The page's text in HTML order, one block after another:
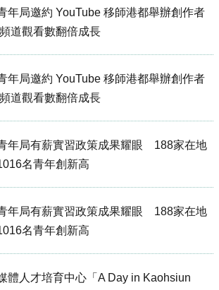
年局邀約 YouTube 移師港都舉辦創作者
道觀看數翻倍成長
年局邀約 YouTube 移師港都舉辦創作者
道觀看數翻倍成長
年局有薪實習政策成果耀眼 188家在地
名青年創新高
年局有薪實習政策成果耀眼 188家在地
名青年創新高
體人才培育中心「A Day in Kaohsiun